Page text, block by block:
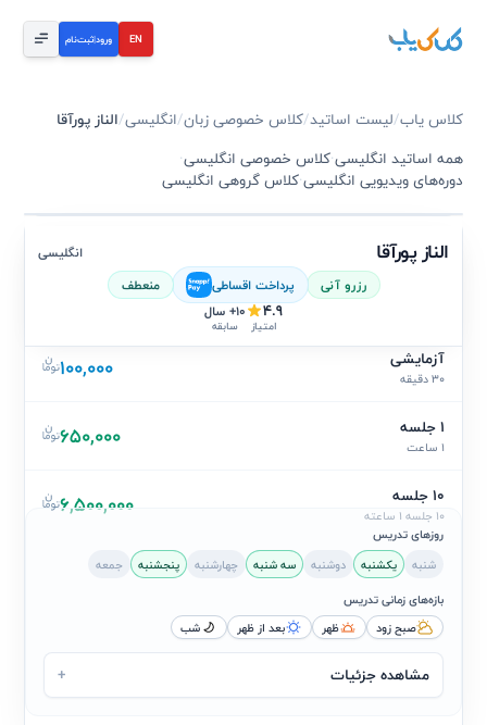
EN ورود|ثبت‌نام
کلاس یاب/لیست اساتید/کلاس خصوصی زبان/انگلیسی/الناز پورآقا
همه اساتید انگلیسی·کلاس خصوصی انگلیسی·
دوره‌های ویدیویی انگلیسی·کلاس گروهی انگلیسی
الناز پورآقا
انگلیسی
رزرو آنی
پرداخت اقساطی منعطف
4.9
امتیاز
10+ سال
سابقه
آزمایشی
30 دقیقه 100,000
1 جلسه
1 ساعت 650,000
10 جلسه
10 جلسه 1 ساعته 6,500,000
روزهای تدریس
شنبه
یکشنبه دوشنبه سه شنبه چهارشنبه پنجشنبه
جمعه
بازه‌های زمانی تدریس
صبح زود
ظهر بعد از ظهر شب
مشاهده جزئیات +